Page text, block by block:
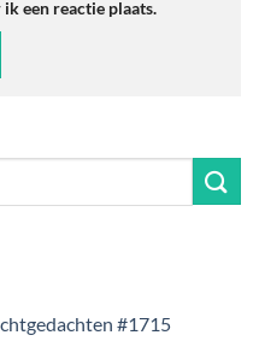
een reactie plaats.
#1715